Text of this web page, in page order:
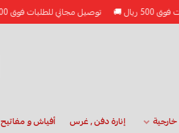
توصيل مجاني للطلبات فوق 500 ريال 🚚
خارجية إنارة دفن , غرس
أفياش و مفاتيح